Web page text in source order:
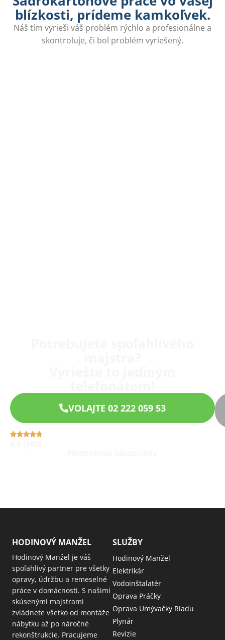
blízkosti, prídeme kamkoľvek.
Náš tím vyrieši váš problém rýchlo a profesionálne a
skontroluje, či bol problém vyriešený.
VOLAJTE 02 222 059 53
HODINOVÝ MANŽEL
Hodinový Manžel je váš
spoľahlivý partner pre všetky
opravy, údržbu a remeselné
práce v domácnosti. S našimi
skúsenými majstrami
zvládnete všetko od montáže
nábytku až po náročné
rekonštrukcie. Pracujeme
SLUŽBY
Hodinový Manžel
Elektrikár
Vodoinštalatér
Oprava Práčky
Oprava Umývačky Riadu
Plynár
Revizie